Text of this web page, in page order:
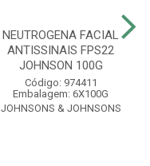
NEUTROGENA FACIAL
ANTISSINAIS FPS22
JOHNSON 100G
Código: 974411
Embalagem: 6X100G
JOHNSONS & JOHNSONS